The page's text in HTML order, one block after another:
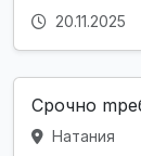
20.11.2025
Срочно
Натания